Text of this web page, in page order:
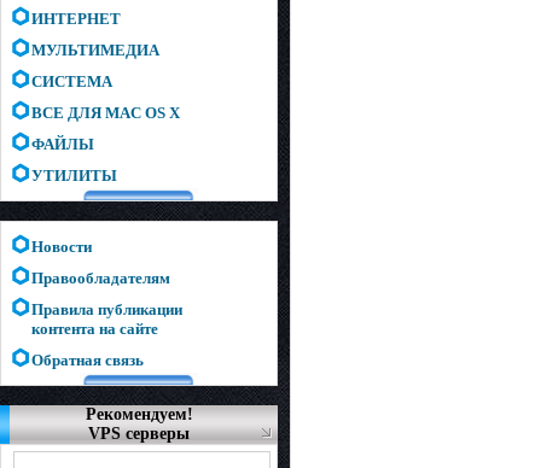
ИНТЕРНЕТ
МУЛЬТИМЕДИА
СИСТЕМА
ВСЕ ДЛЯ MAC OS X
ФАЙЛЫ
УТИЛИТЫ
Новости
Правообладателям
Правила публикации
контента на сайте
Обратная связь
Рекомендуем!
VPS серверы